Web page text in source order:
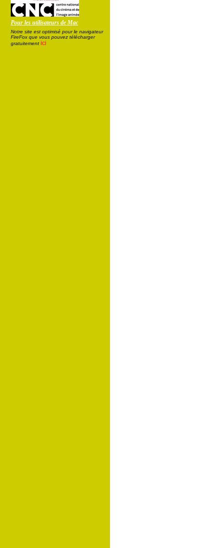
Pour les utilisateurs de Mac
Notre site est optimisé pour le navigateur
FireFox que vous pouvez télécharger
gratuitement ici